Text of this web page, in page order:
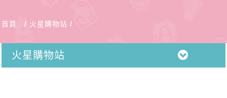
首頁 火星購物站
火星購物站